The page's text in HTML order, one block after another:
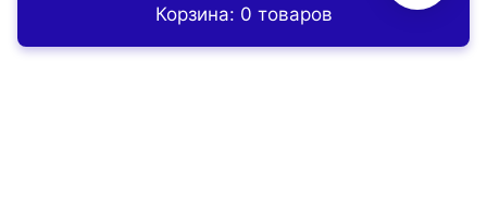
Корзина: 0 товаров